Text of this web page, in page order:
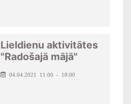
Lieldienu aktivitātes
"Radošajā mājā"
04.04.2021 11:00 - 18:00